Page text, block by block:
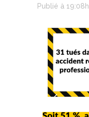
Publié à 19:08h